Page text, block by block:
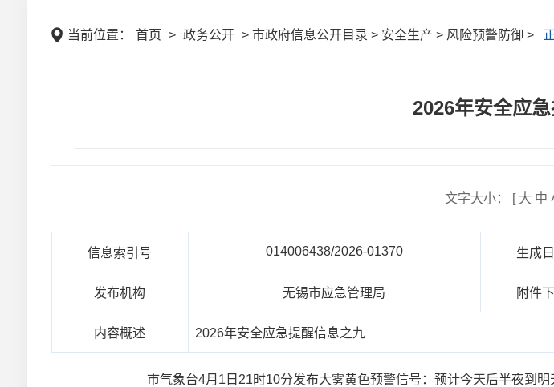
当前位置： 首页 > 政务公开 > 市政府信息公开目录 > 安全生产 > 风险预警防御 >
2026年安全应
文字大小： [ 大 中
信息索引号 014006438/2026-01370 生成
发布机构 无锡市应急管理局 附件
内容概述 2026年安全应急提醒信息之九
市气象台4月1日21时10分发布大雾黄色预警信号：预计今天后半夜到明